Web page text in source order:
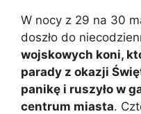
W nocy z 29 na 30
doszło do
wojskowych koni,
parady z okazji
panikę i ruszyło w
centrum miasta.